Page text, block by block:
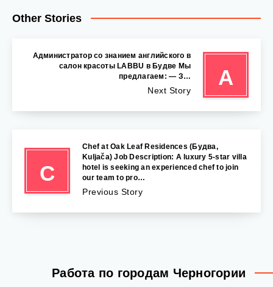
Other Stories
А
Администратор со знанием английского в
салон красоты LABBU в Будве Мы
предлагаем: — З…
Next Story
C
Chef at Oak Leaf Residences (Будва,
Kuljača) Job Description: A luxury 5-star villa
hotel is seeking an experienced chef to join
our team to pro…
Previous Story
Работа по городам Черногории